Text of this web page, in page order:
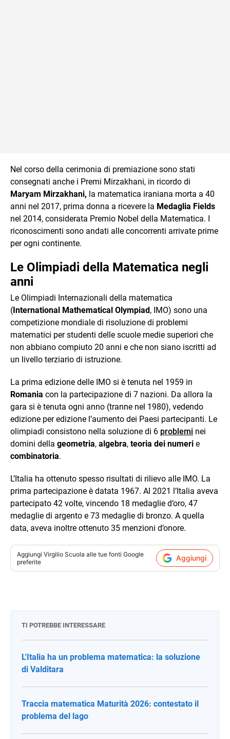
Nel corso della cerimonia di premiazione sono stati
consegnati anche i Premi Mirzakhani, in ricordo di
Maryam Mirzakhani, la matematica iraniana morta a 40
anni nel 2017, prima donna a ricevere la Medaglia Fields
nel 2014, considerata Premio Nobel della Matematica. I
riconoscimenti sono andati alle concorrenti arrivate prime
per ogni continente.
Le Olimpiadi della Matematica negli
anni
Le Olimpiadi Internazionali della matematica
(International Mathematical Olympiad, IMO) sono una
competizione mondiale di risoluzione di problemi
matematici per studenti delle scuole medie superiori che
non abbiano compiuto 20 anni e che non siano iscritti ad
un livello terziario di istruzione.
La prima edizione delle IMO si è tenuta nel 1959 in
Romania con la partecipazione di 7 nazioni. Da allora la
gara si è tenuta ogni anno (tranne nel 1980), vedendo
edizione per edizione l’aumento dei Paesi partecipanti. Le
olimpiadi consistono nella soluzione di 6 problemi nei
domini della geometria, algebra, teoria dei numeri e
combinatoria.
L’Italia ha ottenuto spesso risultati di rilievo alle IMO. La
prima partecipazione è datata 1967. Al 2021 l’Italia aveva
partecipato 42 volte, vincendo 18 medaglie d’oro, 47
medaglie di argento e 73 medaglie di bronzo. A quella
data, aveva inoltre ottenuto 35 menzioni d’onore.
Aggiungi Virgilio Scuola alle tue fonti Google
preferite
Aggiungi
TI POTREBBE INTERESSARE
L'Italia ha un problema matematica: la soluzione
di Valditara
Traccia matematica Maturità 2026: contestato il
problema del lago